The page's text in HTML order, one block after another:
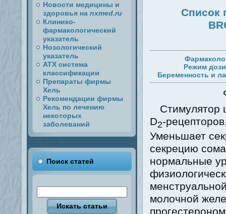
Новости медицины и
здоровья наnxmed.ru
Клинико-
фармакологический
указатель
Нозологический
указатель
АТХ система
классификации
Препараты фирмы
Хель
Рекомендации фирмы
Хель по лечению
некоторых
заболеваний
--> --> -->
Поиск статей
Список
Режим
Беременность и
Стимулятор
D2-
Уменьшает
секрецию
нормальные
молочной